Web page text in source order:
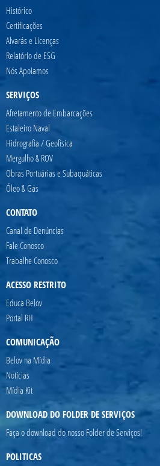
Histórico
Certificações
Alvarás e Licenças
Relatório de ESG
Nós Apoiamos
SERVIÇOS
Afretamento de Embarcações
Estaleiro Naval
Hidrografia / Geofísica
Mergulho & ROV
Obras Portuárias e Subaquáticas
Óleo & Gás
CONTATO
Canal de Denúncias
Fale Conosco
Trabalhe Conosco
ACESSO RESTRITO
Educa Belov
Portal RH
COMUNICAÇÃO
Belov na Mídia
Notícias
Mídia Kit
DOWNLOAD DO FOLDER DE SERVIÇOS
Faça o download do nosso Folder de Serviços!
POLITICAS